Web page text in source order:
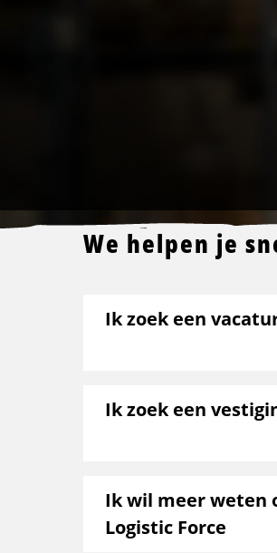
We helpen je
Ik zoek een
Ik zoek een
Ik wil meer weten
Logistic Force